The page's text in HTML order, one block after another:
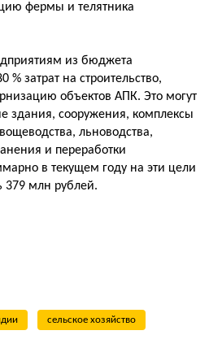
фермы и телятника
из бюджета
% затрат на строительство,
объектов АПК. Это могут
здания, сооружения, комплексы
льноводства,
и переработки
в текущем году на эти цели
379 млн рублей.
сельское хозяйство